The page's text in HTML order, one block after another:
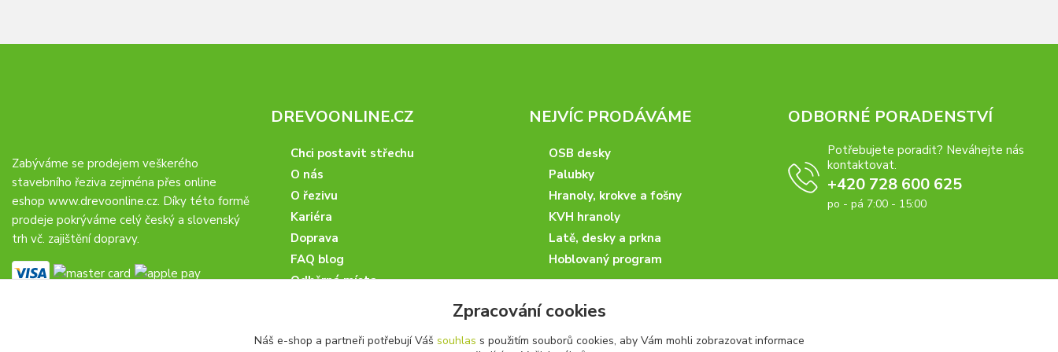
Zabýváme se prodejem veškerého
stavebního řeziva zejména přes online
eshop www.drevoonline.cz. Díky této formě
prodeje pokrýváme celý český a slovenský
trh vč. zajištění dopravy.
DREVOONLINE.CZ
Chci postavit střechu
O nás
O řezivu
Kariéra
Doprava
FAQ blog
Odběrná místa
Obchodní partneři
NEJVÍC PRODÁVÁME
OSB desky
Palubky
Hranoly, krokve a fošny
KVH hranoly
Latě, desky a prkna
Hoblovaný program
ODBORNÉ PORADENSTVÍ
Potřebujete poradit? Neváhejte nás
kontaktovat.
+420 728 600 625
po - pá 7:00 - 15:00
Zpracování cookies
Náš e-shop a partneři potřebují Váš souhlas s použitím souborů cookies, aby Vám mohli zobrazovat informace